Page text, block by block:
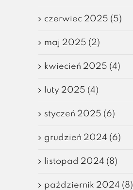
czerwiec 2025 (5)
maj 2025 (2)
kwiecień 2025 (4)
luty 2025 (4)
styczeń 2025 (6)
grudzień 2024 (6)
listopad 2024 (8)
październik 2024 (8)